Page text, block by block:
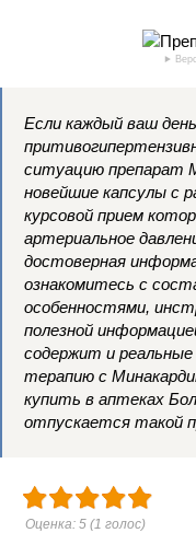
Если каждый ваш
ситуацию препарат
новейшие капсулы с
курсовой прием
артериальное
достоверная
ознакомитесь с
особенностями,
полезной
содержит и
терапию с
купить в аптеках
отпускается такой
Оценка: 5 (1 голос)